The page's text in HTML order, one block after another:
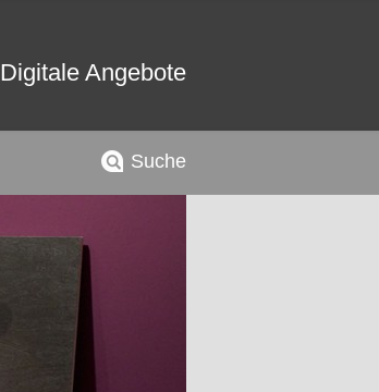
Digitale Angebote
Suche